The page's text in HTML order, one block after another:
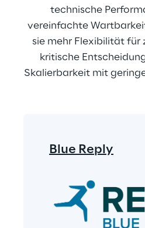
technische
vereinfachte
sie mehr Flexibilität für
kritische
Skalierbarkeit mit
Blue Reply